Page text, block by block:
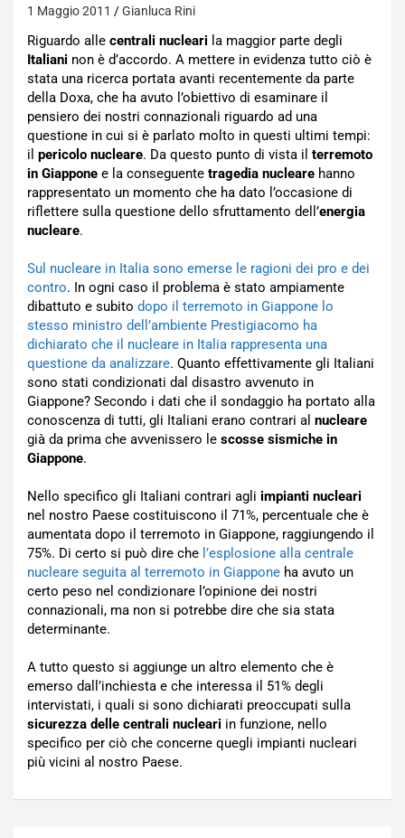
1 Maggio 2011 Gianluca Rini
Riguardo alle centrali nucleari la maggior parte degli
Italiani non è d’accordo. A mettere in evidenza tutto ciò è
stata una ricerca portata avanti recentemente da parte
della Doxa, che ha avuto l’obiettivo di esaminare il
pensiero dei nostri connazionali riguardo ad una
questione in cui si è parlato molto in questi ultimi tempi:
il pericolo nucleare. Da questo punto di vista il terremoto
in Giappone e la conseguente tragedia nucleare hanno
rappresentato un momento che ha dato l’occasione di
riflettere sulla questione dello sfruttamento dell’energia
nucleare.
Sul nucleare in Italia sono emerse le ragioni dei pro e dei
contro. In ogni caso il problema è stato ampiamente
dibattuto e subito dopo il terremoto in Giappone lo
stesso ministro dell’ambiente Prestigiacomo ha
dichiarato che il nucleare in Italia rappresenta una
questione da analizzare. Quanto effettivamente gli Italiani
sono stati condizionati dal disastro avvenuto in
Giappone? Secondo i dati che il sondaggio ha portato alla
conoscenza di tutti, gli Italiani erano contrari al nucleare
già da prima che avvenissero le scosse sismiche in
Giappone.
Nello specifico gli Italiani contrari agli impianti nucleari
nel nostro Paese costituiscono il 71%, percentuale che è
aumentata dopo il terremoto in Giappone, raggiungendo il
75%. Di certo si può dire che l’esplosione alla centrale
nucleare seguita al terremoto in Giappone ha avuto un
certo peso nel condizionare l’opinione dei nostri
connazionali, ma non si potrebbe dire che sia stata
determinante.
A tutto questo si aggiunge un altro elemento che è
emerso dall’inchiesta e che interessa il 51% degli
intervistati, i quali si sono dichiarati preoccupati sulla
sicurezza delle centrali nucleari in funzione, nello
specifico per ciò che concerne quegli impianti nucleari
più vicini al nostro Paese.